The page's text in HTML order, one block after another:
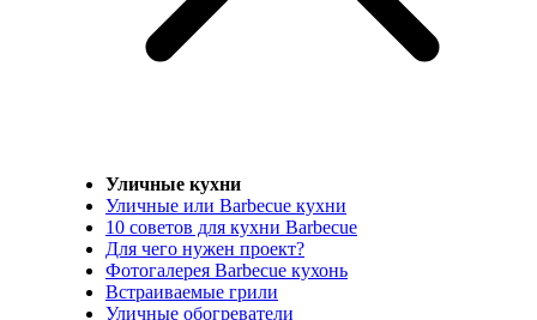
Уличные кухни
Уличные или Barbecue кухни
10 советов для кухни Barbecue
Для чего нужен проект?
Фотогалерея Barbecue кухонь
Встраиваемые грили
Уличные обогреватели